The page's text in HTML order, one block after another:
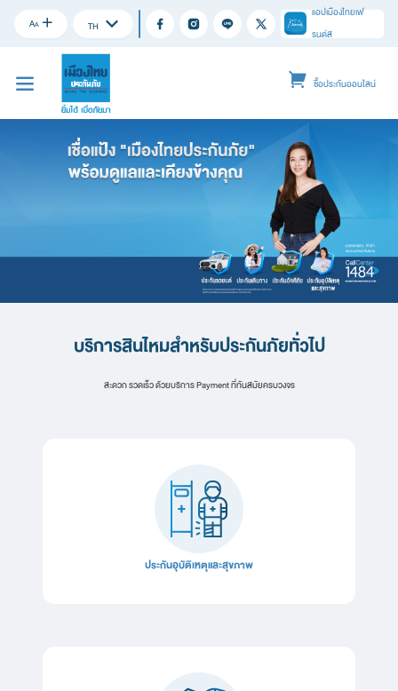
AA TH
แอปเมืองไทยเฟ
รนด์ส
ซื้อประกันออนไลน์
บริการสินไหมสำหรับประกันภัยทั่วไป
สะดวก รวดเร็ว ด้วยบริการ Payment ที่ทันสมัยครบวงจร
ประกันอุบัติเหตุและสุขภาพ